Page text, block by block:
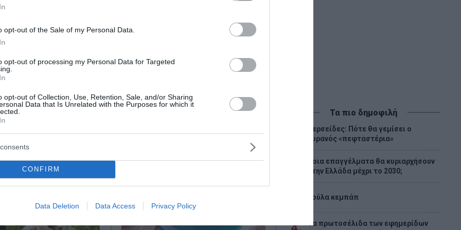
opt-out of the Sale of my Personal Data.
opt-out of processing my Personal Data for Targeted
opt-out of Collection, Use, Retention, Sale, and/or Sharing
Data that Is Unrelated with the Purposes for which it
CONFIRM
Data Deletion Data Access Privacy Policy
γονείς
Lykavitos.gr στο Google News
όλες τις ειδήσεις
Τα πιο δημοφιλή
Περσείδες: Πότε θα γεμίσει ο
ουρανός «πεφταστέρια»
Ποια επαγγέλματα θα κυριαρχήσουν
στην Ελλάδα μέχρι το 2030;
Λούλα κεμπάπ
Tα πρωτοσέλιδα των εφημερίδων